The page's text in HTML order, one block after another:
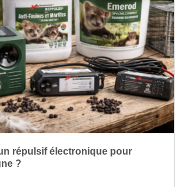
répulsif électronique pour
?